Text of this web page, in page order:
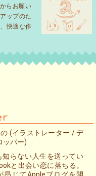
からお願い
ップのた
快適な作
(イラストレーター / デ
ッパー)
らない人生を送ってい
と出会い恋に落ちる。
昂じてAppleブログを開